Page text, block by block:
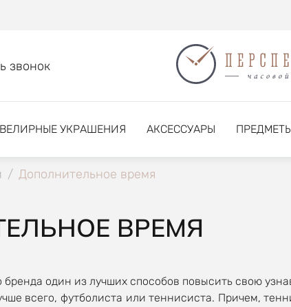
звонок
УКРАШЕНИЯ АКСЕССУАРЫ
/ Дополнительное время
ВРЕМЯ
бренда один из лучших способов повысить свою
всего, футболиста или теннисиста. Причем,